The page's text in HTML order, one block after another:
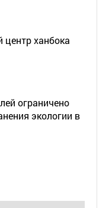
ханбока
ограничено
экологии в